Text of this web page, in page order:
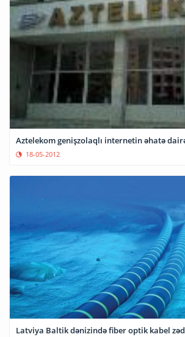
Aztelekom genişzolaqlı internetin əhatə
18-05-2012
Latviya Baltik dənizində fiber optik kabel